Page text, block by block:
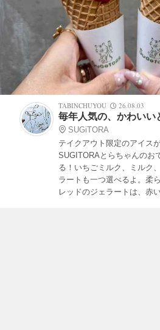
TABINCHUYOU
26.08.03
毎年人気の、かわいい
SUGiTORA
テイクアウト限定のアイス
SUGITORAとらちゃんのお
る！いちごミルク、ミルク
ラートも一つ選べるよ。柔
レッドのジェラートは、赤